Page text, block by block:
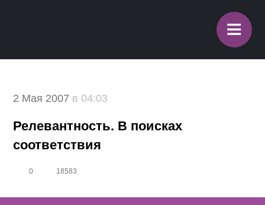
≡
2 Мая 2007 в 04:03
Релевантность. В поисках
соответствия
0 18583